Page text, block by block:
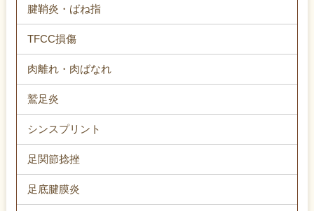
腱鞘炎・ばね指
TFCC損傷
肉離れ・肉ばなれ
鷲足炎
シンスプリント
足関節捻挫
足底腱膜炎